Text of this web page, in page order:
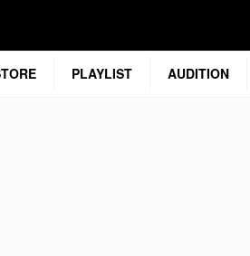
PLAYLIST AUDITION